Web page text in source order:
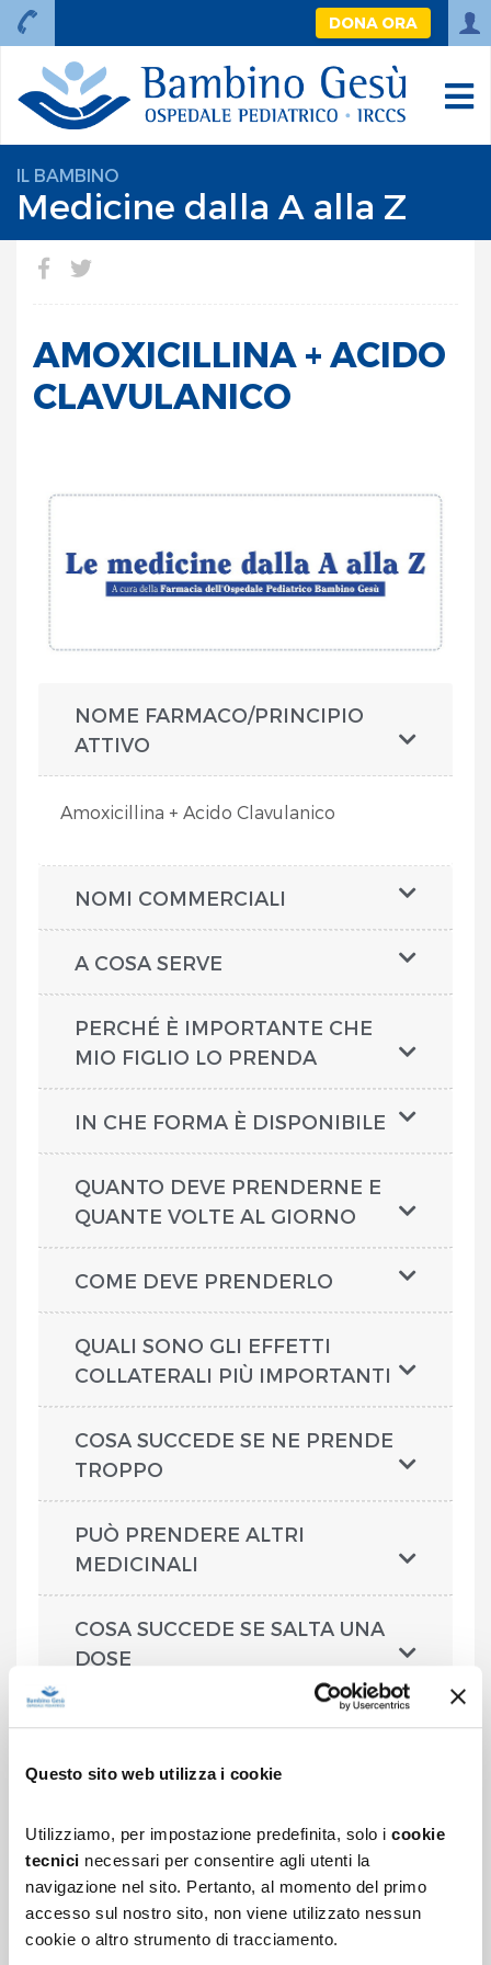
Questo sito web utilizza i cookie
Utilizziamo, per impostazione predefinita, solo i cookie
tecnici necessari per consentire agli utenti la
navigazione nel sito. Pertanto, al momento del primo
accesso sul nostro sito, non viene utilizzato nessun
cookie o altro strumento di tracciamento.
DONA ORA
IL BAMBINO
Medicine dalla A alla Z
AMOXICILLINA + ACIDO
CLAVULANICO
NOME FARMACO/PRINCIPIO
ATTIVO
Amoxicillina + Acido Clavulanico
NOMI COMMERCIALI
A COSA SERVE
PERCHÉ È IMPORTANTE CHE
MIO FIGLIO LO PRENDA
IN CHE FORMA È DISPONIBILE
QUANTO DEVE PRENDERNE E
QUANTE VOLTE AL GIORNO
COME DEVE PRENDERLO
QUALI SONO GLI EFFETTI
COLLATERALI PIÙ IMPORTANTI
COSA SUCCEDE SE NE PRENDE
TROPPO
PUÒ PRENDERE ALTRI
MEDICINALI
COSA SUCCEDE SE SALTA UNA
DOSE
COSA SUCCEDE SE MIO FIGLIO
COS'ALTRO POSSO SAPERE SU
QUESTA MEDICINA